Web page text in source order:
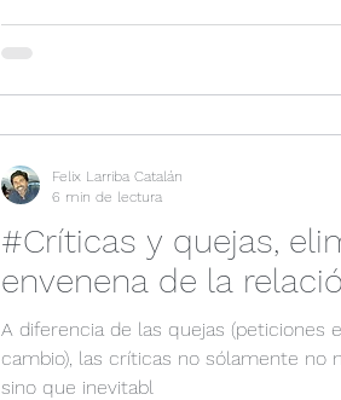
#Críticas y quejas,
envenena de la
A diferencia de las quejas (peticiones
cambio), las críticas no sólamente no
sino que inevitabl
Felix Larriba Catalán
6 min de lectura